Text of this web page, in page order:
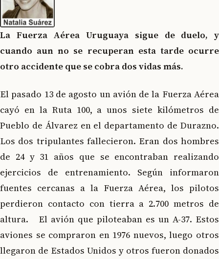
La Fuerza Aérea Uruguaya sigue de duelo, y
cuando aun no se recuperan esta tarde ocurre
otro accidente que se cobra dos vidas más.
El pasado 13 de agosto un avión de la Fuerza Aérea
cayó en la Ruta 100, a unos siete kilómetros de
Pueblo de Álvarez en el departamento de Durazno.
Los dos tripulantes fallecieron. Eran dos hombres
de 24 y 31 años que se encontraban realizando
ejercicios de entrenamiento. Según informaron
fuentes cercanas a la Fuerza Aérea, los pilotos
perdieron contacto con tierra a 2.700 metros de
altura. El avión que piloteaban es un A-37. Estos
aviones se compraron en 1976 nuevos, luego otros
llegaron de Estados Unidos y otros fueron donados